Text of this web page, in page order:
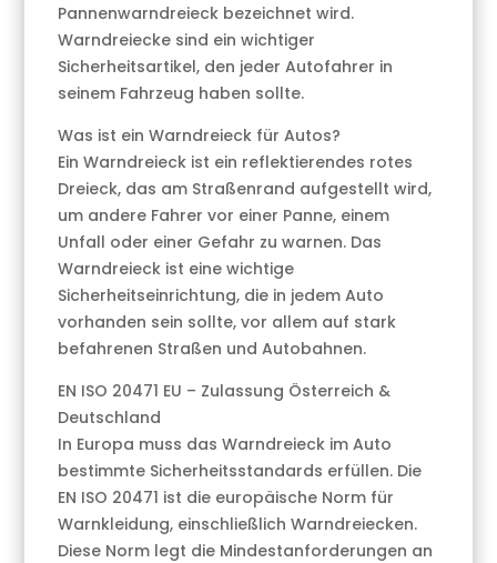
Pannenwarndreieck bezeichnet wird.
Warndreiecke sind ein wichtiger
Sicherheitsartikel, den jeder Autofahrer in
seinem Fahrzeug haben sollte.
Was ist ein Warndreieck für Autos?
Ein Warndreieck ist ein reflektierendes rotes
Dreieck, das am Straßenrand aufgestellt wird,
um andere Fahrer vor einer Panne, einem
Unfall oder einer Gefahr zu warnen. Das
Warndreieck ist eine wichtige
Sicherheitseinrichtung, die in jedem Auto
vorhanden sein sollte, vor allem auf stark
befahrenen Straßen und Autobahnen.
EN ISO 20471 EU – Zulassung Österreich &
Deutschland
In Europa muss das Warndreieck im Auto
bestimmte Sicherheitsstandards erfüllen. Die
EN ISO 20471 ist die europäische Norm für
Warnkleidung, einschließlich Warndreiecken.
Diese Norm legt die Mindestanforderungen an